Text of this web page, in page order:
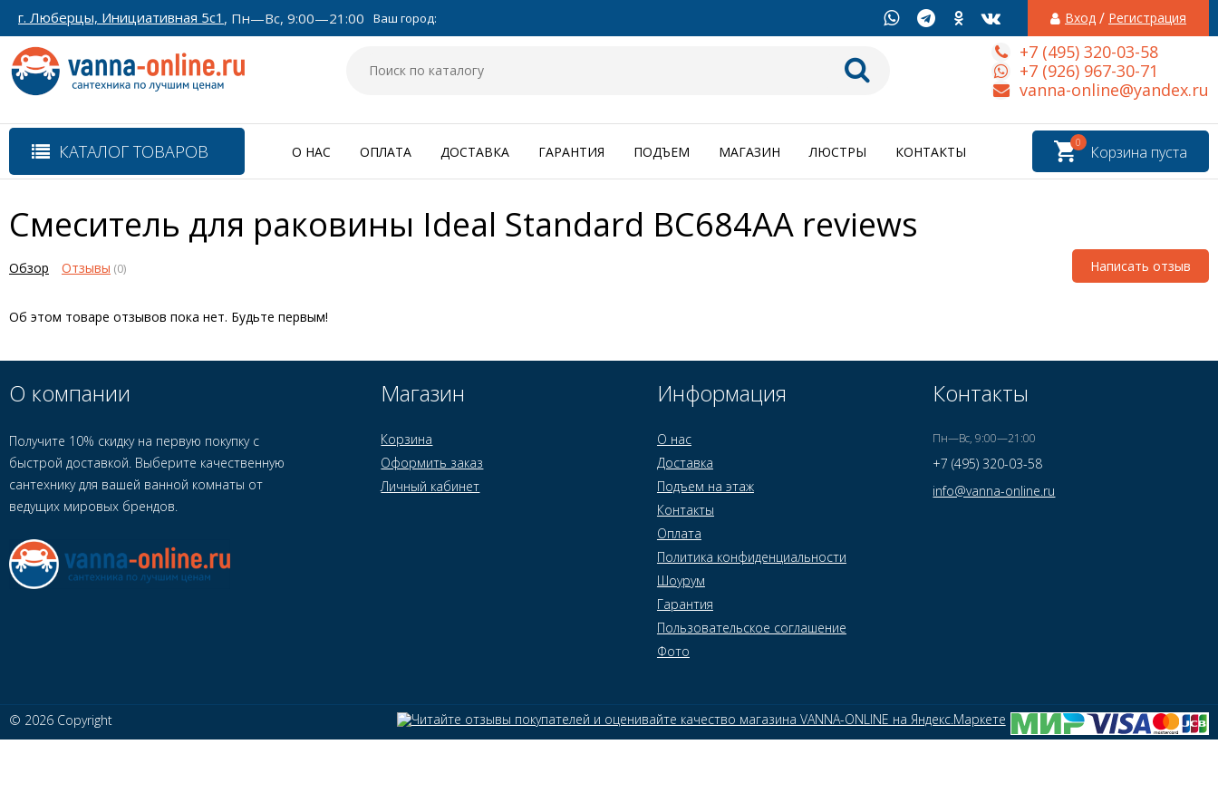
г. Люберцы, Инициативная 5с1 , Пн—Вс, 9:00—21:00 Ваш город: Вход / Регистрация
+7 (495) 320-03-58
+7 (926) 967-30-71
vanna-online@yandex.ru
КАТАЛОГ ТОВАРОВ Корзина пуста
0
О НАС ОПЛАТА ДОСТАВКА ГАРАНТИЯ ПОДЪЕМ МАГАЗИН ЛЮСТРЫ КОНТАКТЫ
Смеситель для раковины Ideal Standard BC684AA reviews
Обзор Отзывы (0) Написать отзыв
Об этом товаре отзывов пока нет. Будьте первым!
О компании
Получите 10% скидку на первую покупку с
быстрой доставкой. Выберите качественную
сантехнику для вашей ванной комнаты от
ведущих мировых брендов.
Магазин
Корзина
Оформить заказ
Личный кабинет
Информация
О нас
Доставка
Подъем на этаж
Контакты
Оплата
Политика конфиденциальности
Шоурум
Гарантия
Пользовательское соглашение
Фото
Контакты
Пн—Вс, 9:00—21:00
+7 (495) 320-03-58
info@vanna-online.ru
© 2026 Copyright